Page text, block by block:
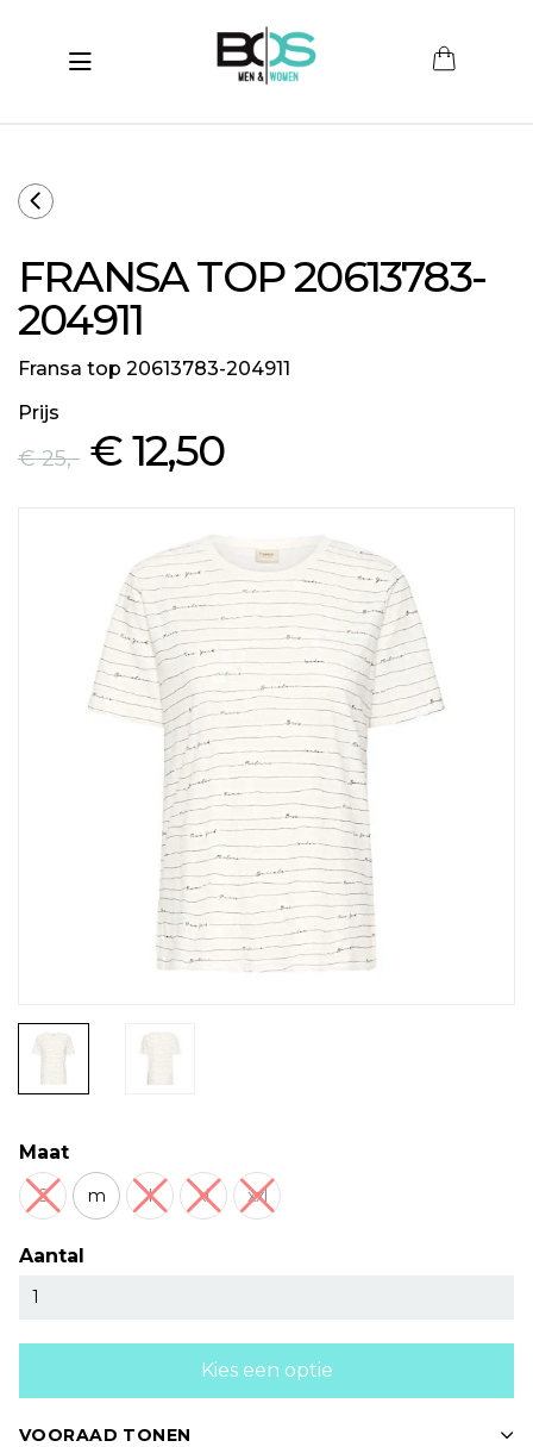
(Men)
(Sale)
Toggle navigation
FRANSA TOP 20613783-
204911
Fransa top 20613783-204911
Prijs
€ 25,- € 12,50
Maat
S m l xl xxl
Aantal
Kies een optie
VOORAAD TONEN